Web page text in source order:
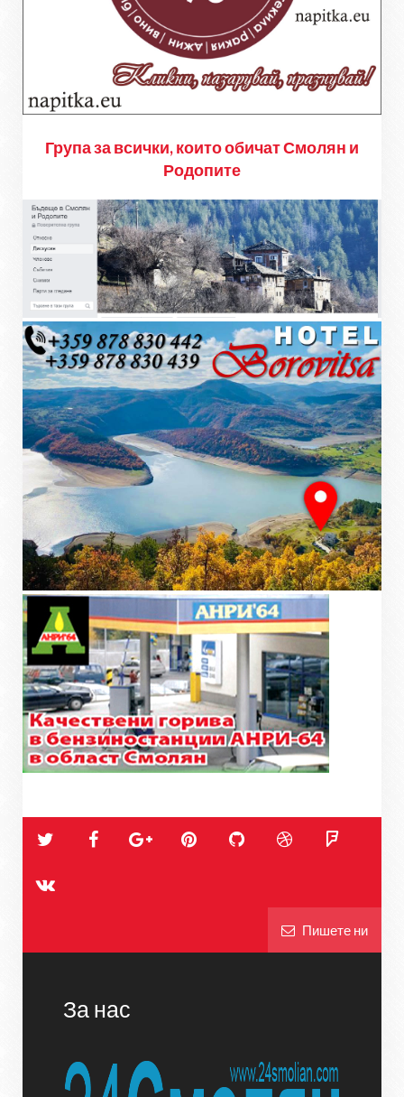
Група за всички, които обичат Смолян и
Родопите
Пишете ни
За нас